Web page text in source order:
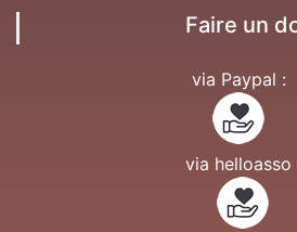
Faire un
via Paypal :
via helloasso